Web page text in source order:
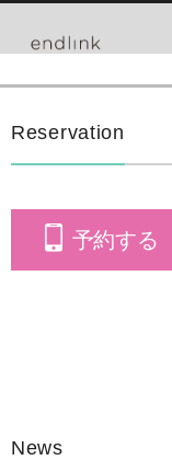
Reservation
予約する
News